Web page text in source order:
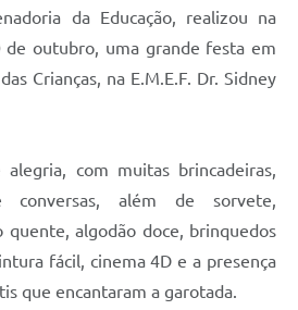
da Educação, realizou na
outubro, uma grande festa em
Crianças, na E.M.E.F. Dr. Sidney
com muitas brincadeiras,
conversas, além de sorvete,
quente, algodão doce, brinquedos
fácil, cinema 4D e a presença
que encantaram a garotada.